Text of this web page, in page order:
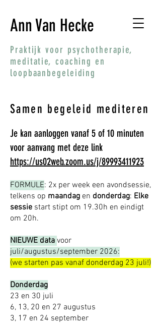
Ann Van Hecke
Praktijk voor psychotherapie,
meditatie, coaching en
loopbaanbegeleiding
Samen begeleid mediteren
Je kan aanloggen vanaf 5 of 10 minuten
voor aanvang met deze link
https://us02web.zoom.us/j/89993411923
FORMULE: 2x per week een avondsessie,
telkens op maandag en donderdag: Elke
sessie start stipt om 19.30h en eindigt
om 20h.
NIEUWE data voor
juli/augustus/september 2026:
(we starten pas vanaf donderdag 23 juli!)
Donderdag
23 en 30 juli
6, 13, 20 en 27 augustus
3, 17 en 24 september